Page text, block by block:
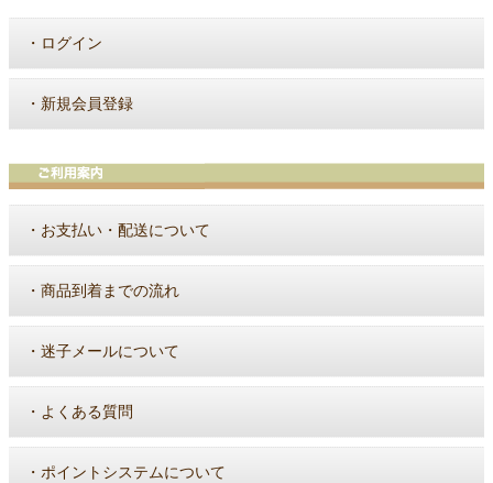
・ ログイン
・ 新規会員登録
・ お支払い・配送について
・ 商品到着までの流れ
・ 迷子メールについて
・ よくある質問
・ ポイントシステムについて